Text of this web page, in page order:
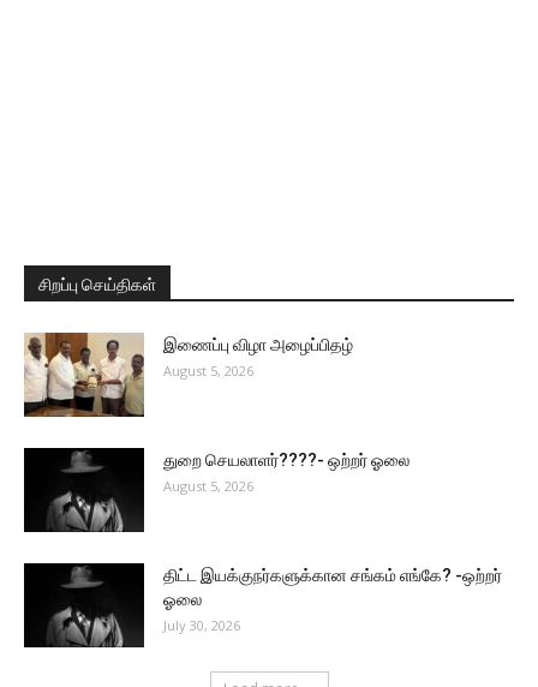
சிறப்பு செய்திகள்
இணைப்பு விழா அழைப்பிதழ்
August 5, 2026
துறை செயலாளர்????- ஒற்றர் ஓலை
August 5, 2026
திட்ட இயக்குநர்களுக்கான சங்கம் எங்கே? -ஒற்றர்
ஓலை
July 30, 2026